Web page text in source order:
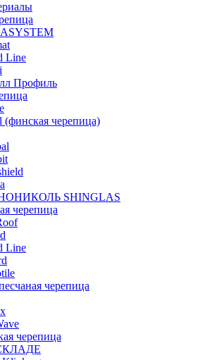
Line
Профиль
(финская черепица)
SHINGLAS
черепица
Line
черепица
черепица